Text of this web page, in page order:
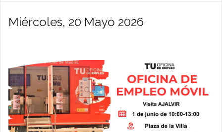
Miércoles, 20 Mayo 2026